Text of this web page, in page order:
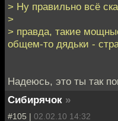
> Ну правильно всё
>
> правда, такие
общем-то дядьки -
Надеюсь, это ты так
Сибирячок »
#105 | 02.02.10 14:32